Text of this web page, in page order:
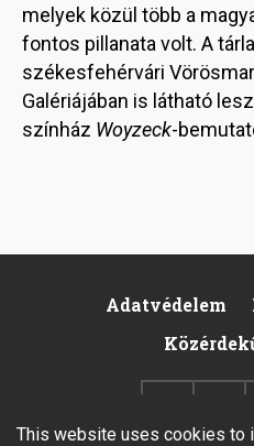
melyek közül több a
fontos pillanata volt. A
székesfehérvári
Galériájában is látható
színház Woyzeck-
Adatvédelem
This website uses cookies to